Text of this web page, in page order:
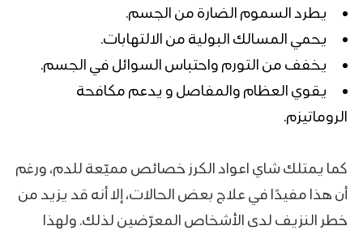
يطرد السموم الضارة من الجسم.
يحمي المسالك البولية من الالتهابات.
يخفف من التورم واحتباس السوائل في الجسم.
يقوي العظام والمفاصل و يدعم مكافحة
الروماتيزم.
كما يمتلك شاي اعواد الكرز خصائص مميّعة للدم، ورغم
أن هذا مفيدًا في علاج بعض الحالات، إلا أنه قد يزيد من
خطر النزيف لدى الأشخاص المعرّضين لذلك. ولهذا